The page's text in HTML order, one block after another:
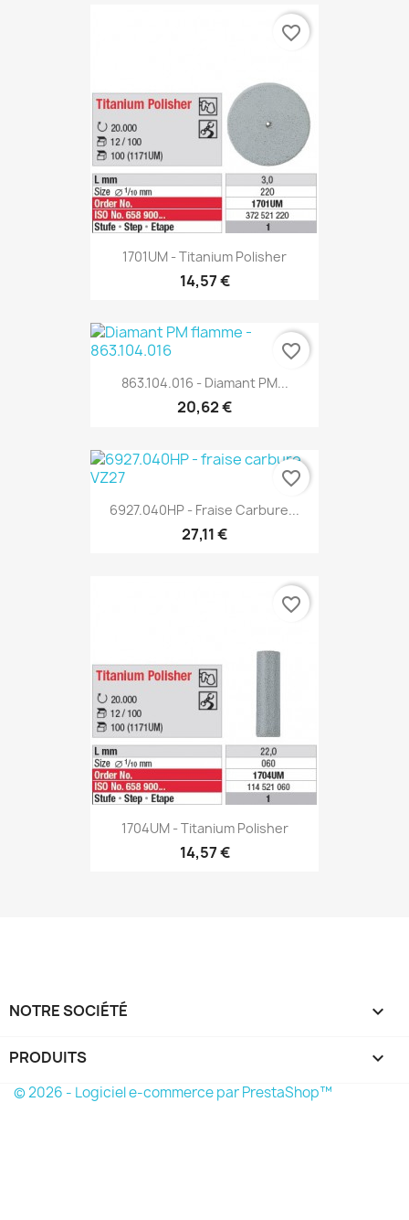
1701UM - Titanium Polisher
14,57 €
favorite_border
863.104.016 - Diamant PM...
20,62 €
favorite_border
6927.040HP - Fraise Carbure...
27,11 €
favorite_border
1704UM - Titanium Polisher
14,57 €
favorite_border
NOTRE SOCIÉTÉ 
PRODUITS 
© 2026 - Logiciel e-commerce par PrestaShop™